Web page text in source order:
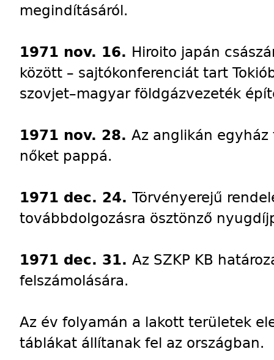
megindításáról.
1971 nov. 16. Hiroito japán
között – sajtókonferenciát tart
szovjet–magyar földgázvezeték
1971 nov. 28. Az anglikán
nőket pappá.
1971 dec. 24. Törvényerejű
továbbdolgozásra ösztönző
1971 dec. 31. Az SZKP KB
felszámolására.
Az év folyamán a lakott területek
táblákat állítanak fel az országban.